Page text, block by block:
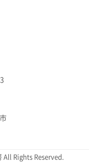
Rights Reserved.